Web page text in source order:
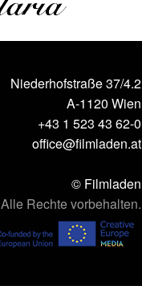
Niederhofstraße 37/4.2
A-1120 Wien
+43 1 523 43 62-0
office@filmladen.at
© Filmladen
Alle Rechte vorbehalten.